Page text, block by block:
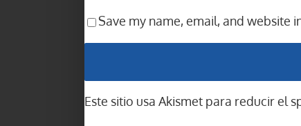
Save my name, email, and website
Este sitio usa Akismet para reducir el